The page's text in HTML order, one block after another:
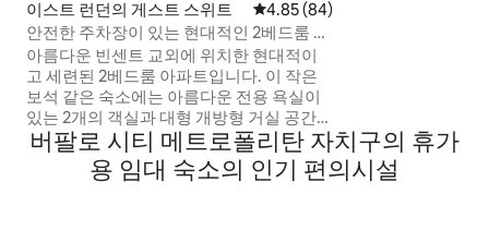
이스트 런던의 게스트 스위트 평점 4.85점(5점 만점), 후기 84
4.85 (84)
안전한 주차장이 있는 현대적인 2베드룸 숙
소
아름다운 빈센트 교외에 위치한 현대적이
고 세련된 2베드룸 아파트입니다. 이 작은
보석 같은 숙소에는 아름다운 전용 욕실이
있는 2개의 객실과 대형 개방형 거실 공간이
있습니다. 안전하고 보안이 철저한 주차장
과 여유로운 브라아이(바비큐)를 위한 공간
이 있습니다. 객실은 킹사이즈 침대 또는 싱
버팔로 시티 메트로폴리탄 자치구의 휴가
용 임대 숙소의 인기 편의시설